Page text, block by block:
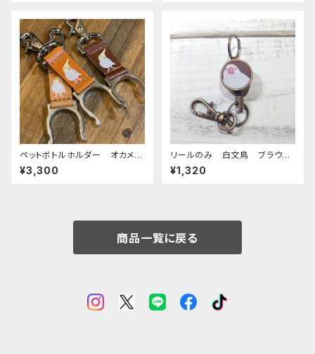
ペットボトルホルダー オカメイ
ンコ シナモンパール 栃木レ
ザー ぽわんシリーズ
¥3,300
リールのみ 白文鳥 ブラウ
ン 文鳥 ぶんちょう ブンチョ
ウ
¥1,320
商品一覧に戻る